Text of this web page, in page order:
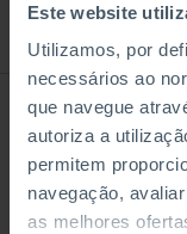
Este website
Utilizamos, por
necessários ao
que navegue
autoriza a
permitem
navegação,
as melhores